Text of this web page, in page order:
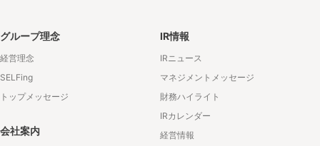
グループ理念
経営理念
SELFing
トップメッセージ
会社案内
IR情報
IRニュース
マネジメントメッセージ
財務ハイライト
IRカレンダー
経営情報